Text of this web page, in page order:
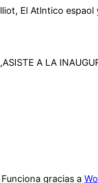
El Atlntico espaol
A LA
Funciona gracias a